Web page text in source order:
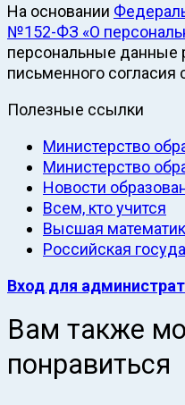
На основании
№152-ФЗ «О
персональные данные
письменного согласия
Полезные ссылки
Министерство
Министерство
Новости
Всем, кто учится
Высшая
Российская
Вход для
Вам также
понравиться